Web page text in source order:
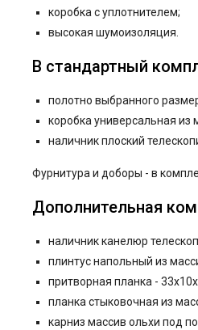
коробка с уплотнителем;
высокая шумоизоляция.
В стандартный
полотно выбранного
коробка универсальная из
наличник плоский
Фурнитура и доборы - в
Дополнительная
наличник канелюр
плинтус напольный из
притворная планка -
планка стыковочная из
карниз массив ольхи под